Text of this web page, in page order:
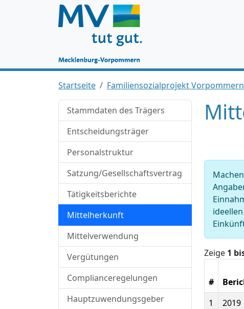
Startseite Familiensozialprojekt Vorpommern
Stammdaten des Trägers
Entscheidungsträger
Personalstruktur
Satzung/Gesellschaftsvertrag
Tätigkeitsberichte
Mittelherkunft
Mittelverwendung
Vergütungen
Complianceregelungen
Hauptzuwendungsgeber
Zeige 1
#
1
2019